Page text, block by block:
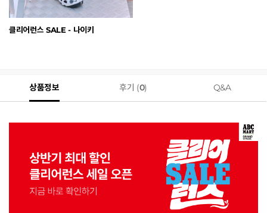
클리어런스 SALE - 나이키
상품정보 후기 (0) Q&A